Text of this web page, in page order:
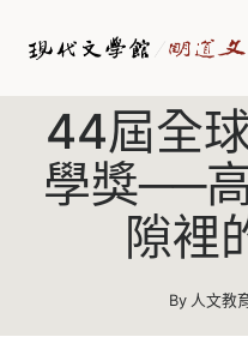
44屆全
學獎──
隙裡
By 人文教